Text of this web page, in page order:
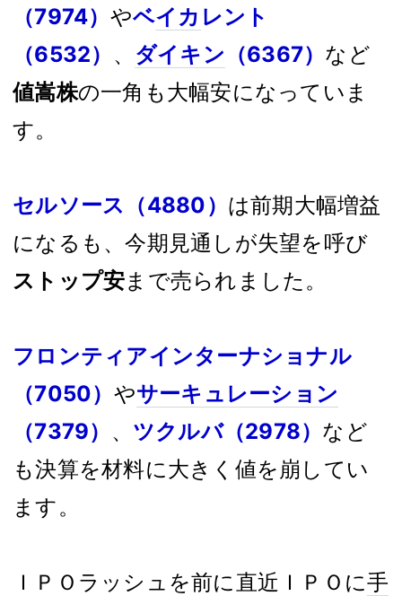
（7974） やベイカ レント
（6532） 、 ダイキン （6367） など
値嵩株の一角も大幅安になっていま
す。
セルソース（4880） は前期大幅増益
になるも、今期見通しが失望を呼び
ストップ安まで売られました。
フロンティアインターナショナル
（7050） やサーキュレーション
（7379） 、 ツクルバ（2978） など
も決算を材料に大きく値を崩してい
ます。
ＩＰＯラッシュを前に直近ＩＰＯに手